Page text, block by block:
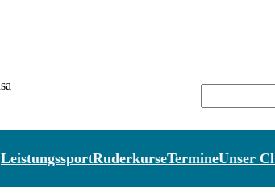
LeistungssportRuderkurseTermineUnser